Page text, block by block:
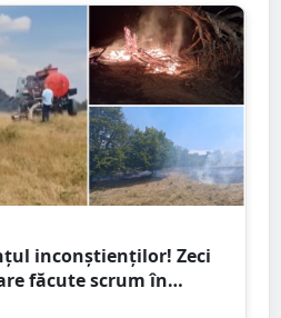
inconștienților! Zeci
făcute scrum în